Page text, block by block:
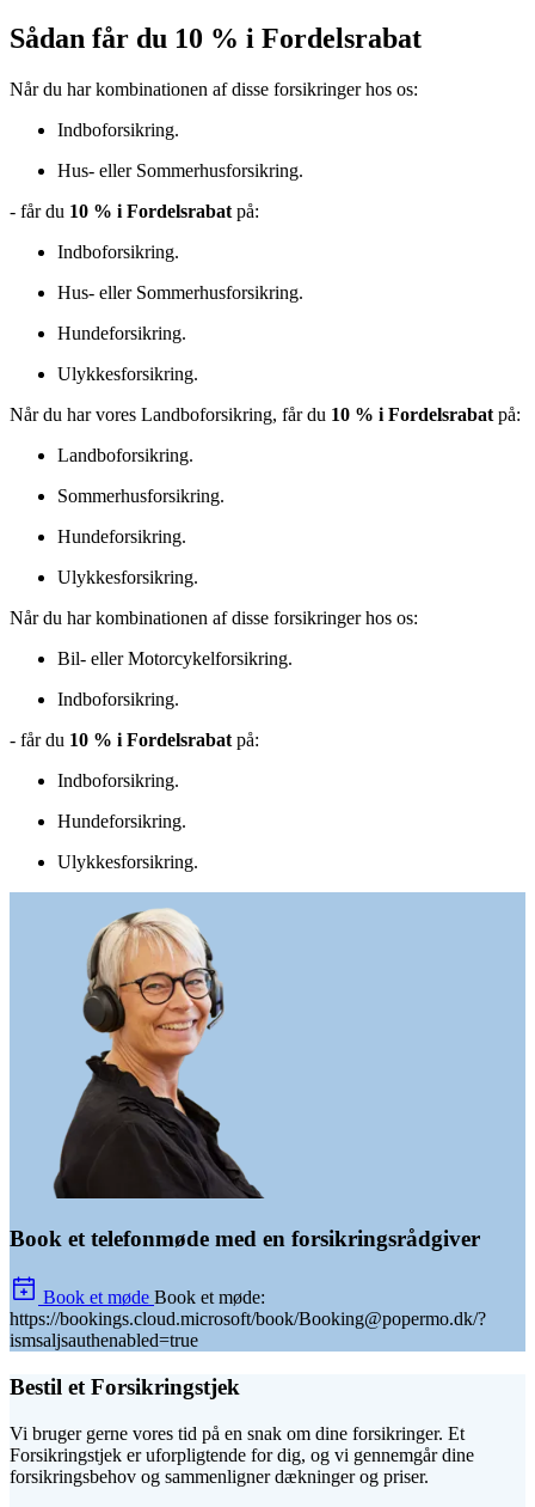
Sådan får du 10 % i Fordelsrabat
Når du har kombinationen af disse forsikringer hos os:
Indboforsikring.
Hus- eller Sommerhusforsikring.
- får du 10 % i Fordelsrabat på:
Indboforsikring.
Hus- eller Sommerhusforsikring.
Hundeforsikring.
Ulykkesforsikring.
Når du har vores Landboforsikring, får du 10 % i Fordelsrabat på:
Landboforsikring.
Sommerhusforsikring.
Hundeforsikring.
Ulykkesforsikring.
Når du har kombinationen af disse forsikringer hos os:
Bil- eller Motorcykelforsikring.
Indboforsikring.
- får du 10 % i Fordelsrabat på:
Indboforsikring.
Hundeforsikring.
Ulykkesforsikring.
Book et telefonmøde med en forsikringsrådgiver
Book et møde Book et møde:
https://bookings.cloud.microsoft/book/Booking@popermo.dk/?
ismsaljsauthenabled=true
Bestil et Forsikringstjek
Vi bruger gerne vores tid på en snak om dine forsikringer. Et
Forsikringstjek er uforpligtende for dig, og vi gennemgår dine
forsikringsbehov og sammenligner dækninger og priser.